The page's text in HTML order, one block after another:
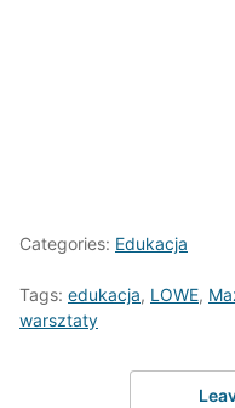
Categories: Edukacja
Tags: edukacja, LOWE,
warsztaty